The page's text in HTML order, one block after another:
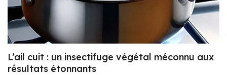
L’ail cuit : un insectifuge végétal méconnu aux
résultats étonnants